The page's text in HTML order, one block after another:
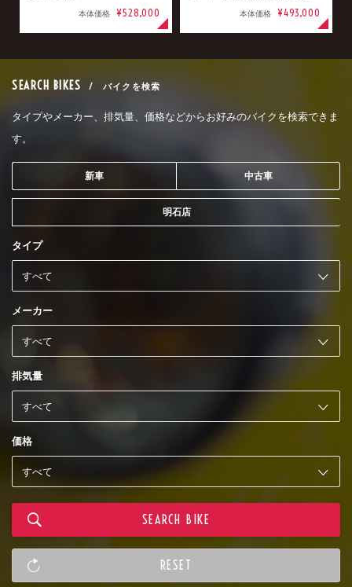
本体価格 ¥528,000 本体価格 ¥493,000
SEARCH BIKES / バイクを検索
タイプやメーカー、排気量、価格などからお好みのバイクを検索できま
す。
新車 中古車
明石店
タイプ
メーカー
排気量
価格